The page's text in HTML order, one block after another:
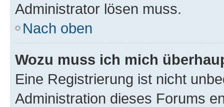
Administrator lösen muss.
Nach oben
Wozu muss ich mich
Eine Registrierung ist nicht
Administration dieses Forums